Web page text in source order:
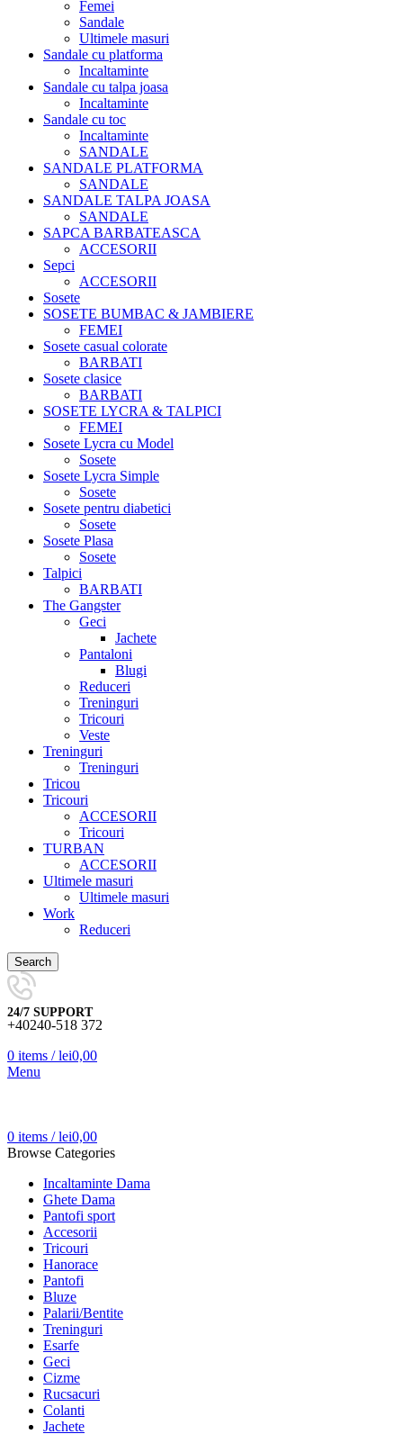
Femei
Sandale
Ultimele masuri
Sandale cu platforma
Incaltaminte
Sandale cu talpa joasa
Incaltaminte
Sandale cu toc
Incaltaminte
SANDALE
SANDALE PLATFORMA
SANDALE
SANDALE TALPA JOASA
SANDALE
SAPCA BARBATEASCA
ACCESORII
Sepci
ACCESORII
Sosete
SOSETE BUMBAC & JAMBIERE
FEMEI
Sosete casual colorate
BARBATI
Sosete clasice
BARBATI
SOSETE LYCRA & TALPICI
FEMEI
Sosete Lycra cu Model
Sosete
Sosete Lycra Simple
Sosete
Sosete pentru diabetici
Sosete
Sosete Plasa
Sosete
Talpici
BARBATI
The Gangster
Geci
Jachete
Pantaloni
Blugi
Reduceri
Treninguri
Tricouri
Veste
Treninguri
Treninguri
Tricou
Tricouri
ACCESORII
Tricouri
TURBAN
ACCESORII
Ultimele masuri
Ultimele masuri
Work
Reduceri
Search
24/7 SUPPORT
+40240-518 372
0 items / lei0,00
Menu
0 items / lei0,00
Browse Categories
Incaltaminte Dama
Ghete Dama
Pantofi sport
Accesorii
Tricouri
Hanorace
Pantofi
Bluze
Palarii/Bentite
Treninguri
Esarfe
Geci
Cizme
Rucsacuri
Colanti
Jachete